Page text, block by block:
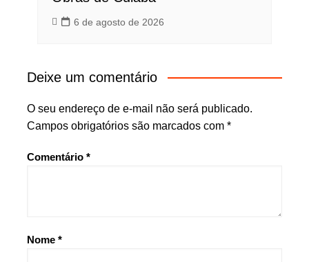
6 de agosto de 2026
Deixe um comentário
O seu endereço de e-mail não será publicado.
Campos obrigatórios são marcados com *
Comentário *
Nome *